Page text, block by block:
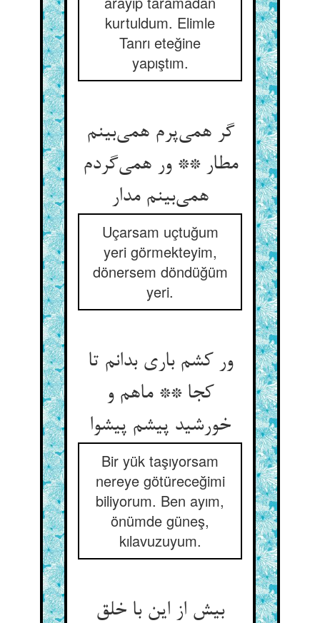
kurtuldum. Elimle
Tanrı eteğine
yapıştım.
گر همی‌‌پرم همی‌‌بینم
مطار ** ور همی‌‌گردم
همی‌‌بینم مدار
Uçarsam uçtuğum
yeri görmekteyim,
dönersem döndüğüm
yeri.
ور کشم باری بدانم تا
کجا ** ماهم و
خورشید پیشم پیشوا
Bir yük taşıyorsam
nereye götüreceğimi
biliyorum. Ben ayım,
önümde güneş,
kılavuzuyum.
بیش از این با خلق